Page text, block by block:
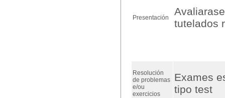
Presentación
tutelados
Resolución
de problemas
e/ou
exercicios
Exames
tipo test